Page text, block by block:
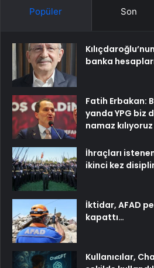
Popüler Son
banka
Fatih Erbakan:
yanda YPG biz
namaz kılıyoruz
İhraçları
ikinci kez
İktidar, AFAD
kapattı…
Kullanıcılar,